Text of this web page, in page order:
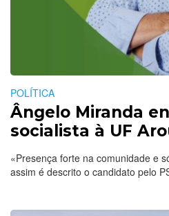
POLÍTICA
Ângelo Miranda
socialista à UF
«Presença forte na comunidade e
assim é descrito o candidato pelo